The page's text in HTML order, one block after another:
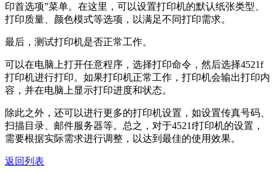
印首选项”菜单。在这里，可以设置打印机的默认纸张类型、
打印质量、颜色模式等选项，以满足不同打印需求。
最后，测试打印机是否正常工作。
可以在电脑上打开任意程序，选择打印命令，然后选择4521f
打印机进行打印。如果打印机正常工作，打印机会输出打印内
容，并在电脑上显示打印进度和状态。
除此之外，还可以进行更多的打印机设置，如设置传真号码、
扫描目录、邮件服务器等。总之，对于4521f打印机的设置，
需要根据实际需求进行调整，以达到最佳的使用效果。
返回列表